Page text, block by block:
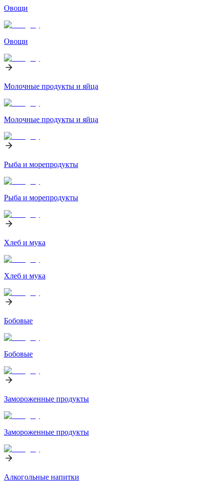
Овощи
Овощи
Молочные продукты и яйца
Молочные продукты и яйца
Рыба и морепродукты
Рыба и морепродукты
Хлеб и мука
Хлеб и мука
Бобовые
Бобовые
Замороженные продукты
Замороженные продукты
Алкогольные напитки